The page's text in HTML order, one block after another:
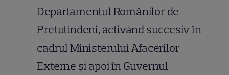
Departamentul Românilor de
Pretutindeni, activând succesiv în
cadrul Ministerului Afacerilor
Externe și apoi în Guvernul